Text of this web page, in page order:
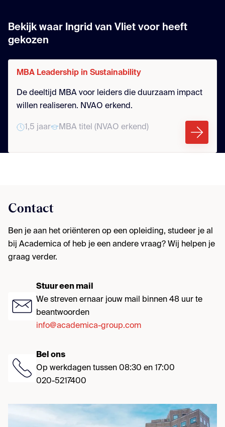
Bekijk waar Ingrid van Vliet voor heeft
gekozen
MBA Leadership in Sustainability
De deeltijd MBA voor leiders die duurzaam impact
willen realiseren. NVAO erkend.
1,5 jaar MBA titel (NVAO erkend)
Contact
Ben je aan het oriënteren op een opleiding, studeer je al
bij Academica of heb je een andere vraag? Wij helpen je
graag verder.
Stuur een mail
We streven ernaar jouw mail binnen 48 uur te
beantwoorden
info@academica-group.com
Bel ons
Op werkdagen tussen 08:30 en 17:00
020-5217400